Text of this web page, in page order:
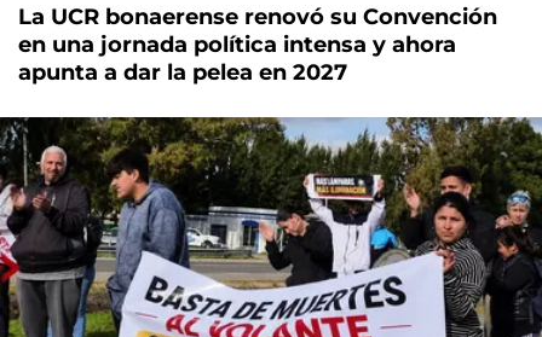
La UCR bonaerense renovó su Convención
en una jornada política intensa y ahora
apunta a dar la pelea en 2027